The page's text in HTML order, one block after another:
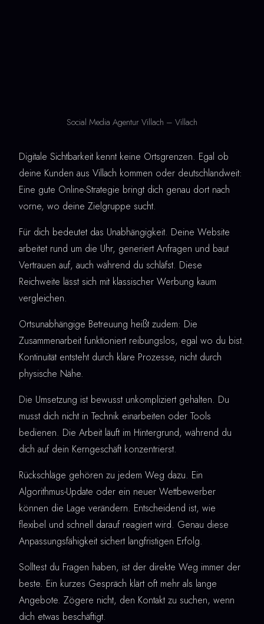
Social Media Agentur Villach – Villach
Digitale Sichtbarkeit kennt keine Ortsgrenzen. Egal ob
deine Kunden aus Villach kommen oder deutschlandweit:
Eine gute Online-Strategie bringt dich genau dort nach
vorne, wo deine Zielgruppe sucht.
Für dich bedeutet das Unabhängigkeit. Deine Website
arbeitet rund um die Uhr, generiert Anfragen und baut
Vertrauen auf, auch während du schläfst. Diese
Reichweite lässt sich mit klassischer Werbung kaum
vergleichen.
Ortsunabhängige Betreuung heißt zudem: Die
Zusammenarbeit funktioniert reibungslos, egal wo du bist.
Kontinuität entsteht durch klare Prozesse, nicht durch
physische Nähe.
Die Umsetzung ist bewusst unkompliziert gehalten. Du
musst dich nicht in Technik einarbeiten oder Tools
bedienen. Die Arbeit läuft im Hintergrund, während du
dich auf dein Kerngeschäft konzentrierst.
Rückschläge gehören zu jedem Weg dazu. Ein
Algorithmus-Update oder ein neuer Wettbewerber
können die Lage verändern. Entscheidend ist, wie
flexibel und schnell darauf reagiert wird. Genau diese
Anpassungsfähigkeit sichert langfristigen Erfolg.
Solltest du Fragen haben, ist der direkte Weg immer der
beste. Ein kurzes Gespräch klärt oft mehr als lange
Angebote. Zögere nicht, den Kontakt zu suchen, wenn
dich etwas beschäftigt.